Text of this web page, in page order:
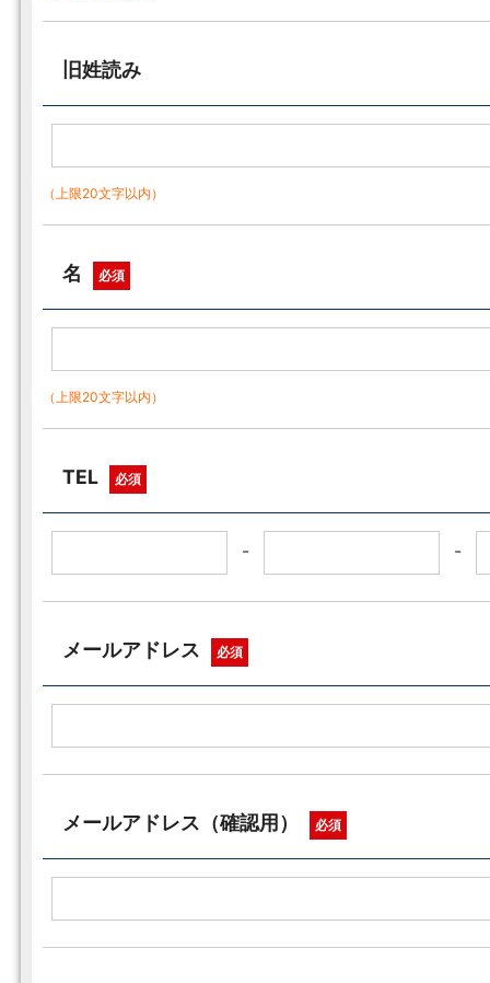
旧姓読み
（上限20文字以内）
名 必須
（上限20文字以内）
TEL 必須
- -
メールアドレス 必須
メールアドレス（確認用） 必須